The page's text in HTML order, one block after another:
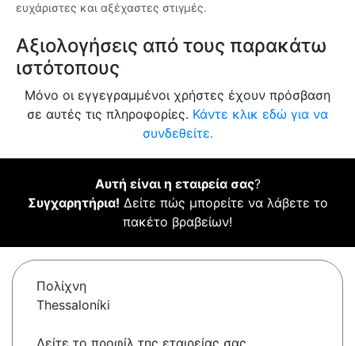
ευχάριστες και αξέχαστες στιγμές.
Αξιολογήσεις από τους παρακάτω
ιστότοπους
Μόνο οι εγγεγραμμένοι χρήστες έχουν πρόσβαση
σε αυτές τις πληροφορίες. Κάντε κλικ εδώ για να
συνδεθείτε.
Αυτή είναι η εταιρεία σας?
Συγχαρητήρια! Δείτε πώς μπορείτε να λάβετε το
πακέτο βραβείων!
Πολίχνη
Thessaloníki